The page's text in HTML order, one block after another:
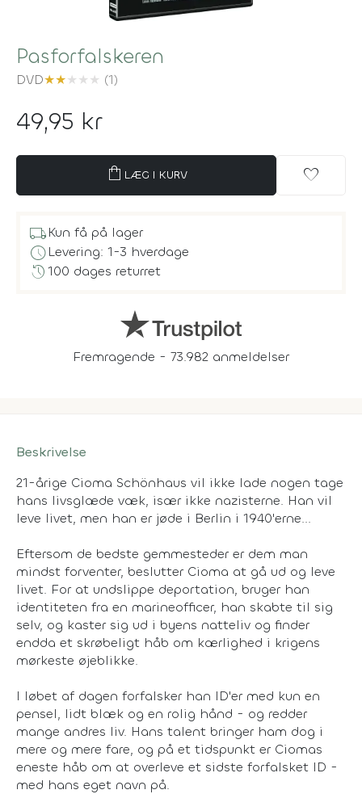
Pasforfalskeren
DVD★★★★★ (1)
49,95 kr
shopping_bag LÆG I KURV favorite
local_shippingKun få på lager
scheduleLevering: 1-3 hverdage
history100 dages returret
Fremragende - 73.982 anmeldelser
Beskrivelse
21-årige Cioma Schönhaus vil ikke lade nogen tage
hans livsglæde væk, især ikke nazisterne. Han vil
leve livet, men han er jøde i Berlin i 1940'erne...
Eftersom de bedste gemmesteder er dem man
mindst forventer, beslutter Cioma at gå ud og leve
livet. For at undslippe deportation, bruger han
identiteten fra en marineofficer, han skabte til sig
selv, og kaster sig ud i byens natteliv og finder
endda et skrøbeligt håb om kærlighed i krigens
mørkeste øjeblikke.
I løbet af dagen forfalsker han ID'er med kun en
pensel, lidt blæk og en rolig hånd - og redder
mange andres liv. Hans talent bringer ham dog i
mere og mere fare, og på et tidspunkt er Ciomas
eneste håb om at overleve et sidste forfalsket ID -
med hans eget navn på.